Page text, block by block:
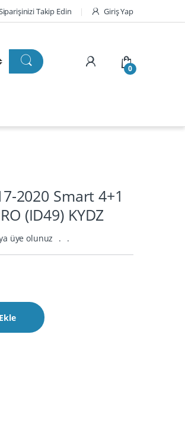
Takip Edin Giriş Yap
0
2020 Smart 4+1
(ID49) KYDZ
üye olunuz . .
434MHz HITAG PRO (ID49) KYDZ